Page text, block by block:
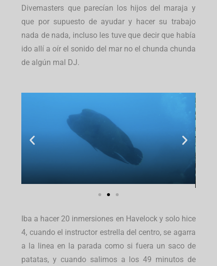
Divemasters que parecían los hijos del maraja y
que por supuesto de ayudar y hacer su trabajo
nada de nada, incluso les tuve que decir que había
ido allí a oír el sonido del mar no el chunda chunda
de algún mal DJ.
Iba a hacer 20 inmersiones en Havelock y solo hice
4, cuando el instructor estrella del centro, se agarra
a la linea en la parada como si fuera un saco de
patatas, y cuando salimos a los 49 minutos de